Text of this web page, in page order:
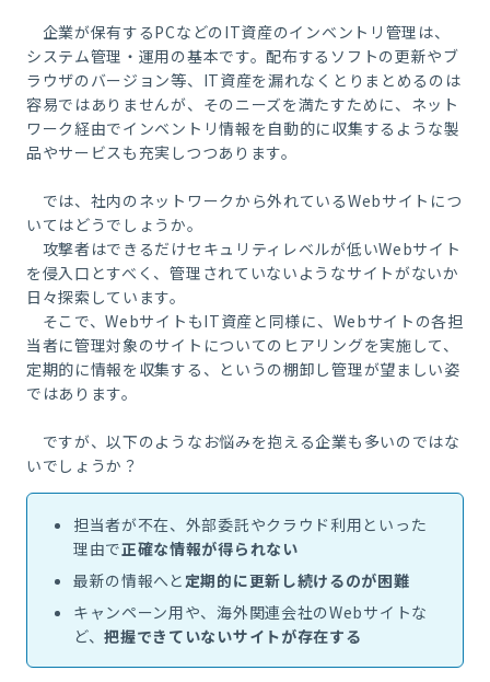
企業が保有するPCなどのIT資産のインベントリ管理は、
システム管理・運用の基本です。配布するソフトの更新やブ
ラウザのバージョン等、IT資産を漏れなくとりまとめるのは
容易ではありませんが、そのニーズを満たすために、ネット
ワーク経由でインベントリ情報を自動的に収集するような製
品やサービスも充実しつつあります。
では、社内のネットワークから外れているWebサイトにつ
いてはどうでしょうか。
攻撃者はできるだけセキュリティレベルが低いWebサイト
を侵入口とすべく、管理されていないようなサイトがないか
日々探索しています。
そこで、WebサイトもIT資産と同様に、Webサイトの各担
当者に管理対象のサイトについてのヒアリングを実施して、
定期的に情報を収集する、というの棚卸し管理が望ましい姿
ではあります。
ですが、以下のようなお悩みを抱える企業も多いのではな
いでしょうか？
担当者が不在、外部委託やクラウド利用といった
理由で正確な情報が得られない
最新の情報へと 定期的に更新し続けるのが困難
キャンペーン用や、海外関連会社のWebサイトな
ど、把握できていないサイトが存在する